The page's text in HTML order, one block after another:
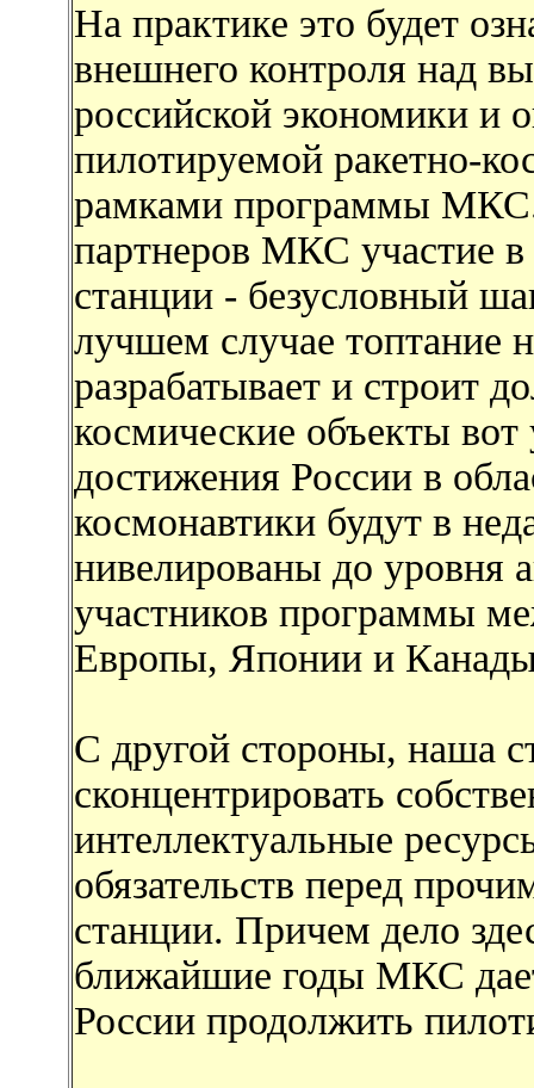
На практике это будет
внешнего контроля над
российской экономики и
пилотируемой ракетно-
рамками программы МКС.
партнеров МКС участие
станции - безусловный
лучшем случае топтание
разрабатывает и строит
космические объекты вот
достижения России в
космонавтики будут в
нивелированы до уровня
участников программы
Европы, Японии и
С другой стороны, наша
сконцентрировать
интеллектуальные
обязательств перед
станции. Причем дело
ближайшие годы МКС
России продолжить